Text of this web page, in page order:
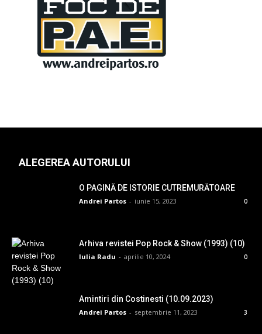
ALEGEREA AUTORULUI
O PAGINĂ DE ISTORIE CUTREMURĂTOARE
Andrei Partos - iunie 15, 2023 0
Arhiva revistei Pop Rock & Show (1993) (10)
Iulia Radu - aprilie 10, 2024 0
Amintiri din Costinesti (10.09.2023)
Andrei Partos - septembrie 11, 2023 3